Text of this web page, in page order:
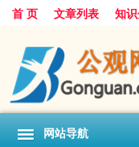
首 页 文章列表 知
网站导航